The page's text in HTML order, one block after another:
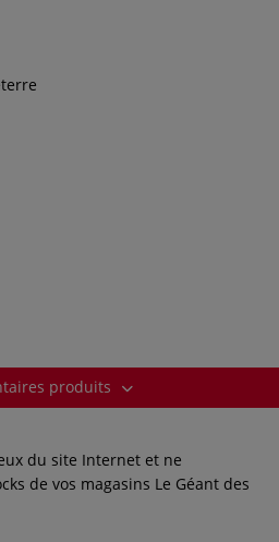
produits
du site Internet et ne
de vos magasins Le Géant des